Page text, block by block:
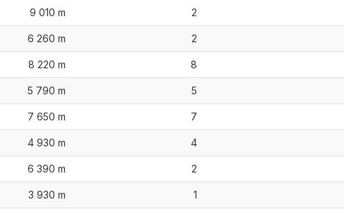
9 010 m 2
6 260 m 2
8 220 m 8
5 790 m 5
7 650 m 7
4 930 m 4
6 390 m 2
3 930 m 1